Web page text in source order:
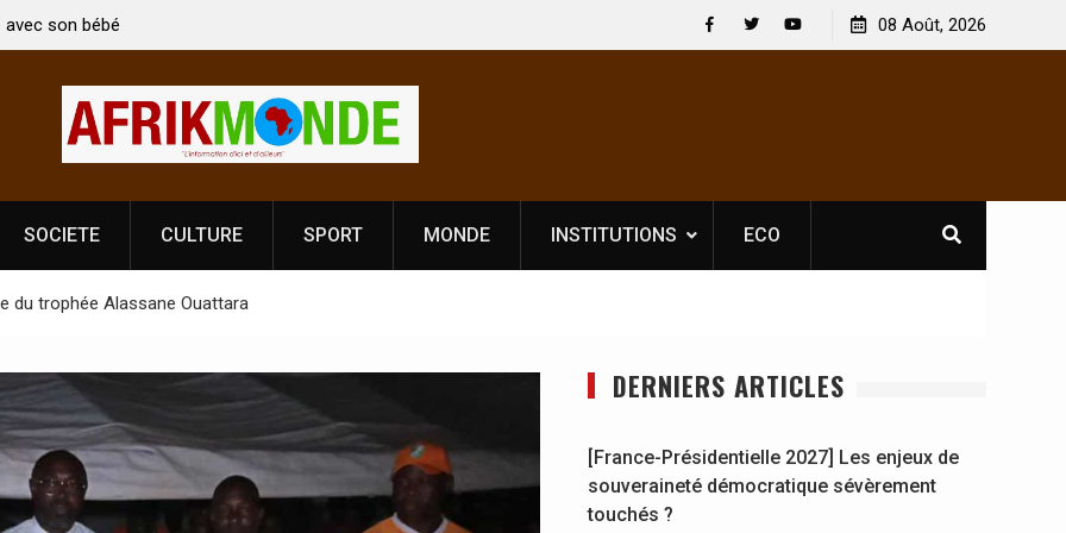
Vardhan Singh à
Fête de
Côte d’Ivoire, l’opérateur culturel Soldat Jahboy se
prononce
[France-Présidentielle 2027] Les enjeux de
souveraineté démocratique sévèrement touchés ?
08 Août, 2026
SOCIETE CULTURE SPORT MONDE INSTITUTIONS ECO
du trophée Alassane Ouattara
DERNIERS ARTICLES
[France-Présidentielle 2027] Les enjeux de
souveraineté démocratique sévèrement
touchés ?